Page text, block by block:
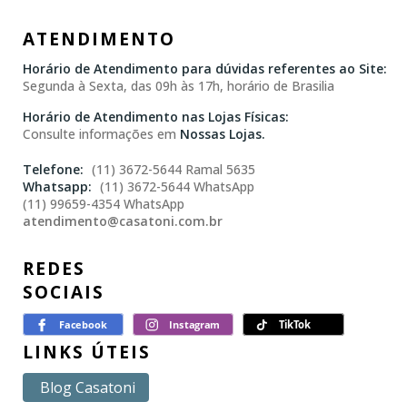
ATENDIMENTO
Horário de Atendimento para dúvidas referentes ao Site:
Segunda à Sexta, das 09h às 17h, horário de Brasilia
Horário de Atendimento nas Lojas Físicas:
Consulte informações em Nossas Lojas.
(11) 3672-5644 Ramal 5635
(11) 3672-5644 WhatsApp
(11) 99659-4354 WhatsApp
atendimento@casatoni.com.br
REDES
SOCIAIS
LINKS ÚTEIS
Blog Casatoni